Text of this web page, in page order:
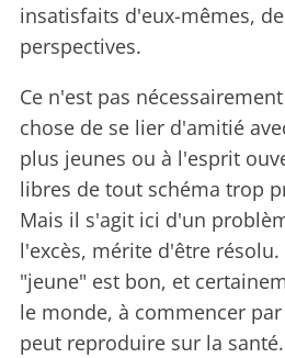
insatisfaits d'eux-mêmes,
perspectives.
Ce n'est pas
chose de se lier d'amitié
plus jeunes ou à l'esprit
libres de tout schéma trop
Mais il s'agit ici d'un
l'excès, mérite d'être
"jeune" est bon, et
le monde, à commencer
peut reproduire sur la